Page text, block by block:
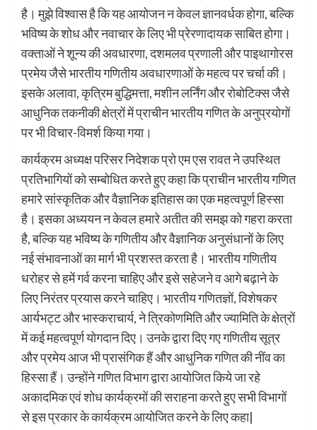
है। मुझे विश्वास है कि यह आयोजन न केवल ज्ञानवर्धक होगा, बल्कि
भविष्य के शोध और नवाचार के लिए भी प्रेरणादायक साबित होगा।
वक्ताओं ने शून्य की अवधारणा, दशमलव प्रणाली और पाइथागोरस
प्रमेय जैसे भारतीय गणितीय अवधारणाओं के महत्व पर चर्चा की।
इसके अलावा, कृत्रिम बुद्धिमत्ता, मशीन लर्निंग और रोबोटिक्स जैसे
आधुनिक तकनीकी क्षेत्रों में प्राचीन भारतीय गणित के अनुप्रयोगों
पर भी विचार-विमर्श किया गया।
कार्यक्रम अध्यक्ष परिसर निदेशक प्रो एम एस रावत ने उपस्थित
प्रतिभागियों को सम्बोधित करते हुए कहा कि प्राचीन भारतीय गणित
हमारे सांस्कृतिक और वैज्ञानिक इतिहास का एक महत्वपूर्ण हिस्सा
है। इसका अध्ययन न केवल हमारे अतीत की समझ को गहरा करता
है, बल्कि यह भविष्य के गणितीय और वैज्ञानिक अनुसंधानों के लिए
नई संभावनाओं का मार्ग भी प्रशस्त करता है। भारतीय गणितीय
धरोहर से हमें गर्व करना चाहिए और इसे सहेजने व आगे बढ़ाने के
लिए निरंतर प्रयास करने चाहिए। भारतीय गणितज्ञों, विशेषकर
आर्यभट्ट और भास्कराचार्य, ने त्रिकोणमिति और ज्यामिति के क्षेत्रों
में कई महत्वपूर्ण योगदान दिए। उनके द्वारा दिए गए गणितीय सूत्र
और प्रमेय आज भी प्रासंगिक हैं और आधुनिक गणित की नींव का
हिस्सा हैं। उन्होंने गणित विभाग द्वारा आयोजित किये जा रहे
अकादमिक एवं शोध कार्यक्रमों की सराहना करते हुए सभी विभागों
से इस प्रकार के कार्यक्रम आयोजित करने के लिए कहा|